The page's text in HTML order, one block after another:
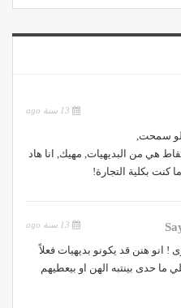
لو سمحت,
هي من البديهيات, مهيك, انا هاد
كنت بكلية التجارة!
! انو هنن قد يكونو بديهيات فعلاً
ما حدى بينتبه الهن او بيعطيهم